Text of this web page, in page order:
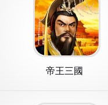
帝王三國